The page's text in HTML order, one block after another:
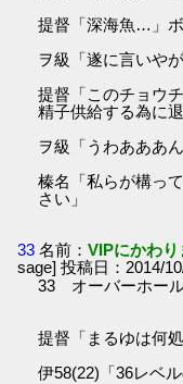
提督「深海魚…」
ヲ級「遂に言いや
提督「このチョウ
精子供給する為に
ヲ級「うわあああ
榛名「私らが構っ
さい」
33 名前：VIPにかわ
sage] 投稿日：2014/
33 オーバーホー
提督「まるゆは何
伊58(22)「36レベ